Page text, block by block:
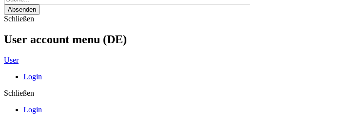
Absenden
Schließen
User account menu (DE)
User
Login
Schließen
Login